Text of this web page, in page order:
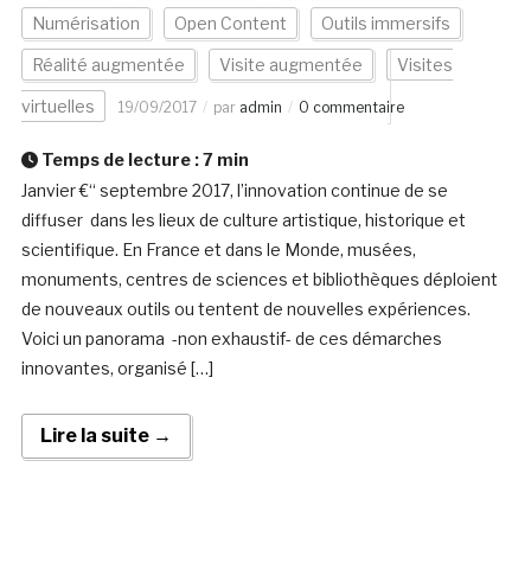
Numérisation Open Content Outils immersifs
Réalité augmentée Visite augmentée Visites
virtuelles 19/09/2017 par admin 0 commentaire
Temps de lecture :7 min
Janvier €“ septembre 2017, l’innovation continue de se
diffuser dans les lieux de culture artistique, historique et
scientifique. En France et dans le Monde, musées,
monuments, centres de sciences et bibliothèques déploient
de nouveaux outils ou tentent de nouvelles expériences.
Voici un panorama -non exhaustif- de ces démarches
innovantes, organisé […]
Lire la suite →